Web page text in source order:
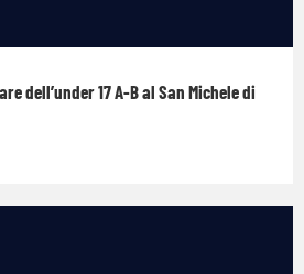
dell’under 17 A-B al San Michele di